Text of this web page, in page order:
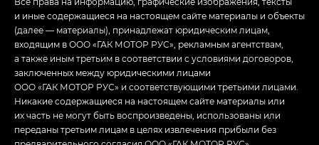
и иные содержащиеся на настоящем сайте материалы и объекты
(далее — материалы), принадлежат юридическим лицам,
входящим в ООО «ГАК МОТОР РУС», рекламным агентствам,
а также иным третьим в соответствии с условиями договоров,
заключенных между юридическими лицами
ООО «ГАК МОТОР РУС» и соответствующими третьими лицами.
Никакие содержащиеся на настоящем сайте материалы или
их часть не могут быть воспроизведены, использованы или
переданы третьим лицам в целях извлечения прибыли без